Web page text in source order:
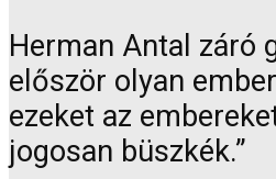
Herman Antal záró
először olyan
ezeket az
jogosan büszkék.”